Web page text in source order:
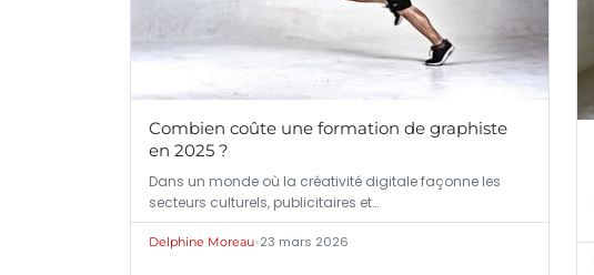
Combien coûte une formation de graphiste
en 2025 ?
Dans un monde où la créativité digitale façonne les
secteurs culturels, publicitaires et…
Delphine Moreau•23 mars 2026